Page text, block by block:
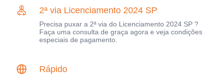
2ª via Licenciamento 2024 SP
Precisa puxar a 2ª via do Licenciamento 2024 SP ?
Faça uma consulta de graça agora e veja condições
especiais de pagamento.
Rápido